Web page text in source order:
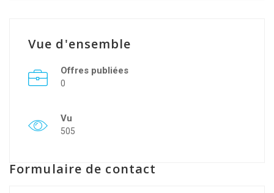
Vue d'ensemble
Offres publiées
0
Vu
505
Formulaire de contact